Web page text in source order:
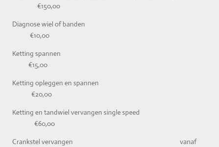
€150,00
Diagnose wiel of banden
€10,00
Ketting spannen
€15,00
Ketting opleggen en spannen
€20,00
Ketting en tandwiel vervangen single speed
€60,00
Crankstel vervangen vanaf